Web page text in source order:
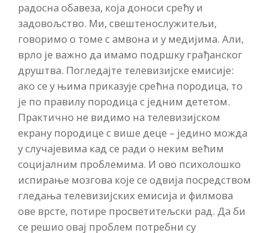
радосна обавеза, која доноси срећу и
задовољство. Ми, свештенослужитељи,
говоримо о томе с амвона и у медијима. Али,
врло је важно да имамо подршку грађанског
друштва. Погледајте телевизијске емисије:
ако се у њима приказује срећна породица, то
је по правилу породица с једним дететом.
Практично не видимо на телевизијском
екрану породице с више деце – једино можда
у случајевима кад се ради о неким већим
социјалним проблемима. И ово психолошко
испирање мозгова које се одвија посредством
гледања телевизијских емисија и филмова
ове врсте, потире просветитељски рад. Да би
се решио овај проблем потребни су